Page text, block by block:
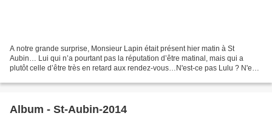
A notre grande surprise, Monsieur Lapin était présent hier matin à St
Aubin… Lui qui n’a pourtant pas la réputation d’être matinal, mais qui a
plutôt celle d’être très en retard aux rendez-vous…N'est-ce pas Lulu ? N'est-
Album - St-Aubin-2014